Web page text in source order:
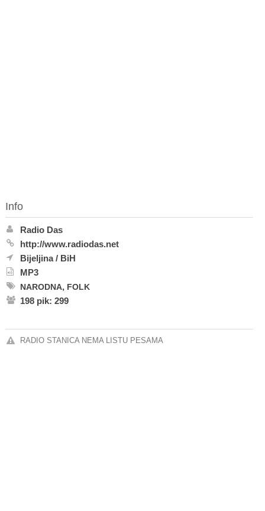
Info
Radio Das
http://www.radiodas.net
Bijeljina/ BiH
MP3
NARODNA, FOLK
198 pik: 299
RADIO STANICA NEMA LISTU PESAMA